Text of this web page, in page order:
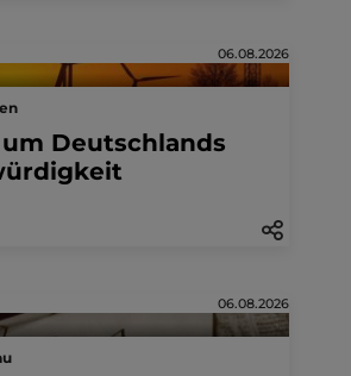
06.08.2026
Deutschlands
06.08.2026